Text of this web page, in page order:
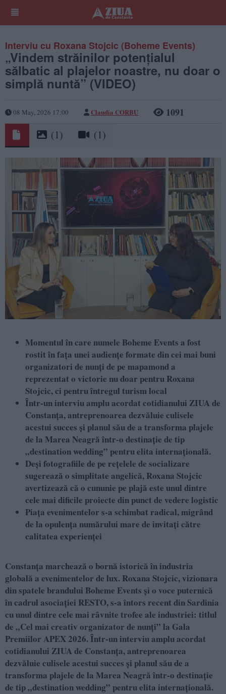
Interviu cu Roxana Stojcic (Boheme Events)
„Vindem străinilor potențialul
sălbatic al plajelor noastre, nu doar o
simplă nuntă” (VIDEO)
08 May, 2026 17:00 Claudia CORBU 1091
(1) (1)
Momentul în care numele Boheme Events a fost
rostit în fața unei audiențe formate din cei mai buni
organizatori de nunți de pe mapamond a
reprezentat o victorie nu doar pentru Roxana
Stojcic, ci pentru întregul turism local
Într-un interviu amplu acordat cotidianului ZIUA de
Constanța, antreprenoarea dezvăluie culisele
acestui succes și planul său de a transforma plajele
de la Marea Neagră într-o destinație de tip
„destination wedding” pentru elita internațională.
Deși fotografiile de pe rețelele de socializare
sugerează o simplitate angelică, Roxana Stojcic
avertizează că o cununie pe plajă este unul dintre
cele mai dificile proiecte din punct de vedere logistic
Piața evenimentelor s-a schimbat radical, migrând
de la opulența numărului mare de invitați către
calitatea experienței
Constanța marchează o bornă istorică în industria
globală a evenimentelor de lux. Roxana Stojcic, vizionara
din spatele brandului Boheme Events și o voce puternică
în cadrul asociației RESTO, s-a întors recent din Sardinia
cu unul dintre cele mai râvnite trofee ale industriei: titlul
de „Cel mai creativ organizator de nunți” la Gala
Premiilor APEX 2026. Într-un interviu amplu acordat
cotidianului ZIUA de Constanța, antreprenoarea
dezvăluie culisele acestui succes și planul său de a
transforma plajele de la Marea Neagră într-o destinație
de tip „destination wedding” pentru elita internațională.